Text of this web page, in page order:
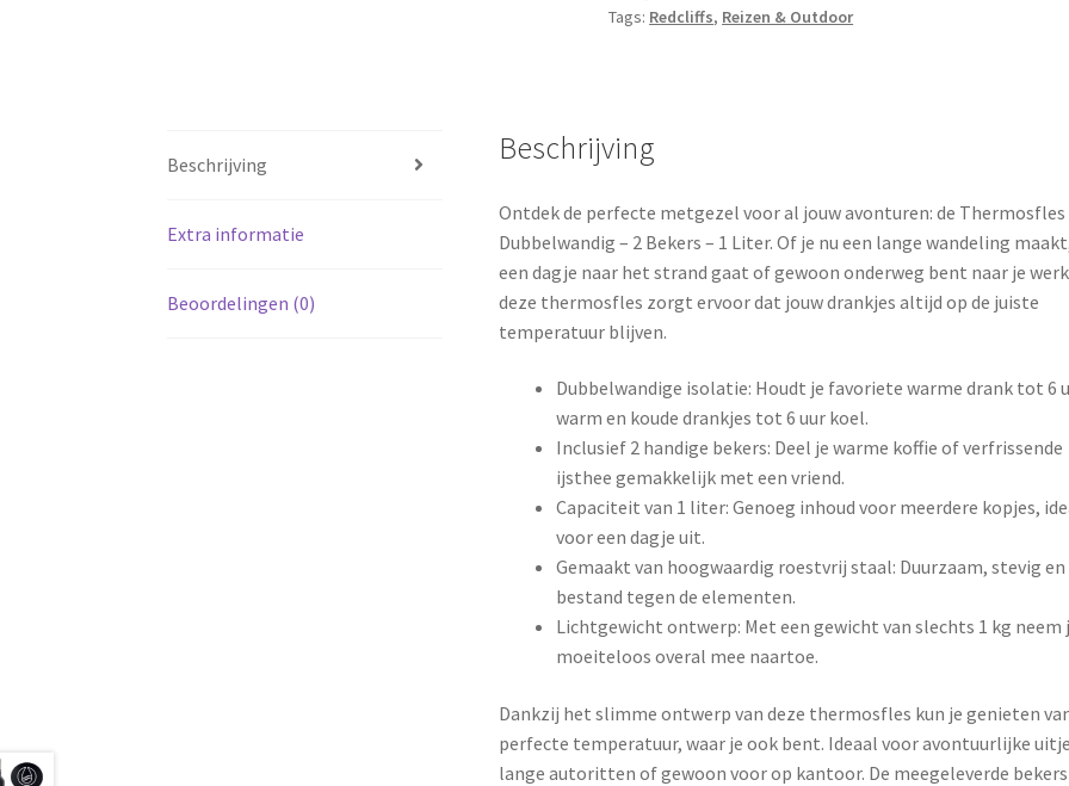
-
Tags: Redcliffs, Reizen & Outdoor
Beschrijving
Extra informatie
Beoordelingen (0)
Beschrijving
Ontdek de perfecte metgezel voor al jouw avonturen: de Thermosfles
Dubbelwandig – 2 Bekers – 1 Liter. Of je nu een lange wandeling
een dagje naar het strand gaat of gewoon onderweg bent naar je
deze thermosfles zorgt ervoor dat jouw drankjes altijd op de juiste
temperatuur blijven.
Dubbelwandige isolatie: Houdt je favoriete warme drank tot 6
warm en koude drankjes tot 6 uur koel.
Inclusief 2 handige bekers: Deel je warme koffie of verfrissende
ijsthee gemakkelijk met een vriend.
Capaciteit van 1 liter: Genoeg inhoud voor meerdere kopjes,
voor een dagje uit.
Gemaakt van hoogwaardig roestvrij staal: Duurzaam, stevig en
bestand tegen de elementen.
Lichtgewicht ontwerp: Met een gewicht van slechts 1 kg neem
moeiteloos overal mee naartoe.
Dankzij het slimme ontwerp van deze thermosfles kun je genieten
perfecte temperatuur, waar je ook bent. Ideaal voor avontuurlijke
lange autoritten of gewoon voor op kantoor. De meegeleverde bekers